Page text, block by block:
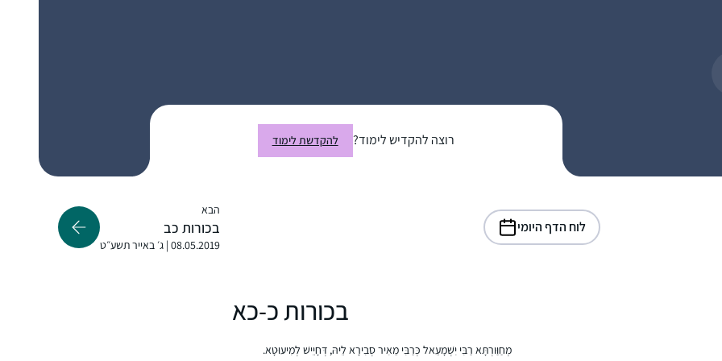
רוצה להקדיש לימוד? להקדשת לימוד
לוח הדף היומי
הבא
בכורות כב
08.05.2019 | ג׳ באייר תשע״ט
בכורות כ-כא
מְחַוַּורְתָּא רַבִּי יִשְׁמָעֵאל כְּרַבִּי מֵאִיר סְבִירָא לֵיהּ, דְּחָיֵישׁ לְמִיעוּטָא.
התחלתי ללמוד דף יומי שהתחילו מסכת כתובות,
לפני 7 שנים, במסגרת קבוצת לימוד שהתפרקה
הסביבה מאד תומכת ואני מקבלת המון מילים
רחל גולדשטיין